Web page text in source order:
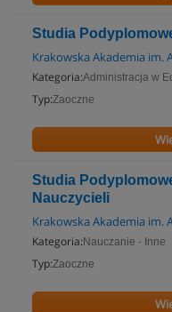
Studia
Krakowska Akademia im.
Kategoria:Administracja w
Typ:Zaoczne
Studia
Nauczycieli
Krakowska Akademia im.
Kategoria: Nauczanie - Inne
Typ:Zaoczne